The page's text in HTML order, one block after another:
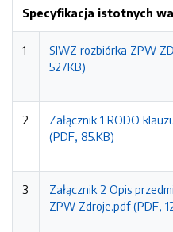
Specyfikacja istotnych
1
SIWZ rozbiórka ZPW
527KB)
2
Załącznik 1 RODO
(PDF, 85.KB)
3
Załącznik 2 Opis
ZPW Zdroje.pdf (PDF,